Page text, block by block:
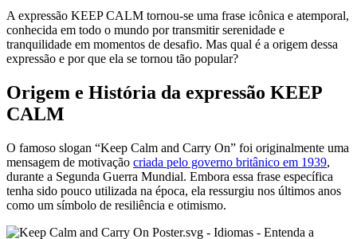
A expressão KEEP CALM tornou-se uma frase icônica e atemporal,
conhecida em todo o mundo por transmitir serenidade e
tranquilidade em momentos de desafio. Mas qual é a origem dessa
expressão e por que ela se tornou tão popular?
Origem e História da expressão KEEP
CALM
O famoso slogan “Keep Calm and Carry On” foi originalmente uma
mensagem de motivação criada pelo governo britânico em 1939,
durante a Segunda Guerra Mundial. Embora essa frase específica
tenha sido pouco utilizada na época, ela ressurgiu nos últimos anos
como um símbolo de resiliência e otimismo.